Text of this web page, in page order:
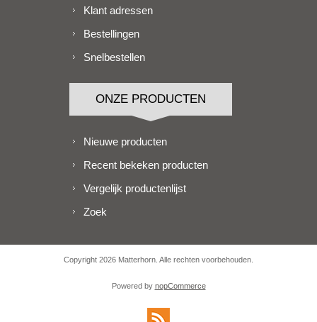
Klant adressen
Bestellingen
Snelbestellen
ONZE PRODUCTEN
Nieuwe producten
Recent bekeken producten
Vergelijk productenlijst
Zoek
Copyright 2026 Matterhorn. Alle rechten voorbehouden.
Powered by nopCommerce